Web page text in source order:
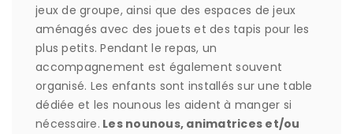
jeux de groupe, ainsi que des espaces de jeux
aménagés avec des jouets et des tapis pour les
plus petits. Pendant le repas, un
accompagnement est également souvent
organisé. Les enfants sont installés sur une table
dédiée et les nounous les aident à manger si
nécessaire. Les nounous, animatrices et/ou